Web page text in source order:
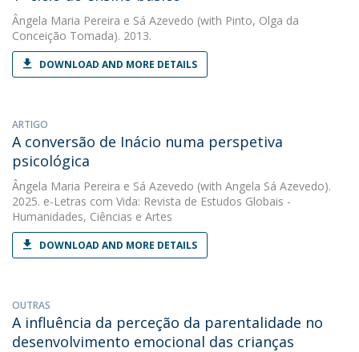
Ângela Maria Pereira e Sá Azevedo (with Pinto, Olga da
Conceição Tomada). 2013.
DOWNLOAD AND MORE DETAILS
ARTIGO
A conversão de Inácio numa perspetiva
psicológica
Ângela Maria Pereira e Sá Azevedo (with Angela Sá Azevedo).
2025. e-Letras com Vida: Revista de Estudos Globais -
Humanidades, Ciências e Artes
DOWNLOAD AND MORE DETAILS
OUTRAS
A influência da perceção da parentalidade no
desenvolvimento emocional das crianças